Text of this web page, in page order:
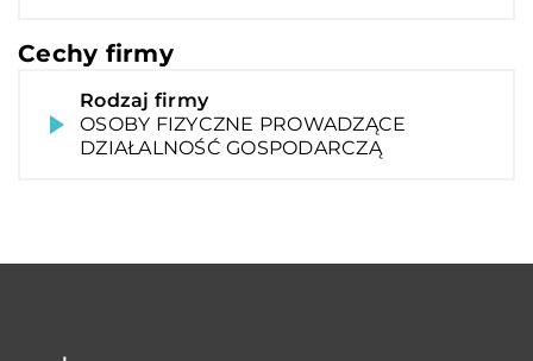
Cechy firmy
Rodzaj firmy
OSOBY FIZYCZNE PROWADZĄCE
DZIAŁALNOŚĆ GOSPODARCZĄ